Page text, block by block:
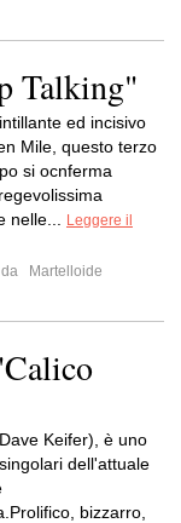
Talking"
ed incisivo
Mile, questo terzo
si ocnferma
nelle...
Leggere il
da
Martelloide
Keifer), è uno
dell'attuale
bizzarro,